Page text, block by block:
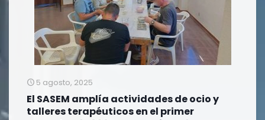
5 agosto, 2025
El SASEM amplía actividades de ocio y
talleres terapéuticos en el primer